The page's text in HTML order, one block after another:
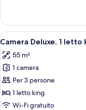
Deluxe,
letto
Apri
tutte
le
foto
per
Camera
Deluxe,
8
Camera Deluxe, 1 letto
55 m²
1 camera
Per 3 persone
1 letto king
Wi-Fi gratuito